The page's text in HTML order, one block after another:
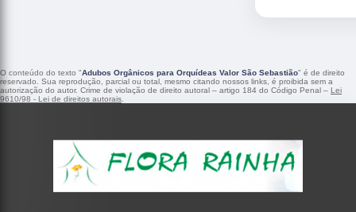
O conteúdo do texto "Adubos Orgânicos para Orquídeas Valor São Sebastião" é de direito
reservado. Sua reprodução, parcial ou total, mesmo citando nossos links, é proibida sem a
autorização do autor. Crime de violação de direito autoral – artigo 184 do Código Penal – Lei
9610/98 - Lei de direitos autorais